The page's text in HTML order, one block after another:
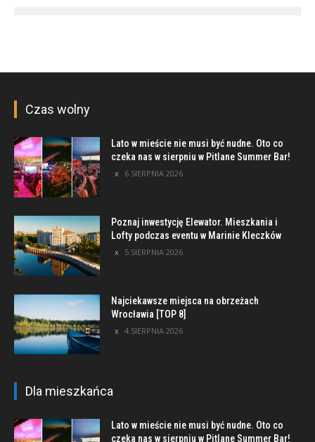
Czas wolny
Lato w mieście nie musi być nudne. Oto co
czeka nas w sierpniu w Pitlane Summer Bar!
6 SIERPNIA 2026
Poznaj inwestycję Elewator. Mieszkania i
Lofty podczas eventu w Marinie Kleczków
5 SIERPNIA 2026
Najciekawsze miejsca na obrzeżach
Wrocławia [TOP 8]
4 SIERPNIA 2026
Dla mieszkańca
Lato w mieście nie musi być nudne. Oto co
czeka nas w sierpniu w Pitlane Summer Bar!